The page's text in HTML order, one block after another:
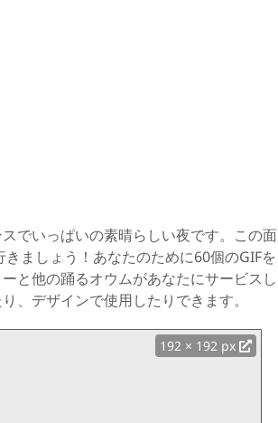
でいっぱいの素晴らしい夜です。この面
ましょう！あなたのために60個のGIFを
と他の踊るオウムがあなたにサービスし
、デザインで使用したりできます。
192 × 192 px